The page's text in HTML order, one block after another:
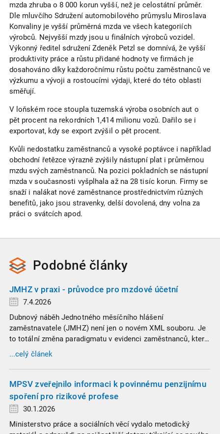
mzda zhruba o 8 000 korun vyšší, než je celostátní průměr.
Dle mluvčího Sdružení automobilového průmyslu Miroslava
Konvaliny je vyšší průměrná mzda ve všech kategoriích
výrobců. Nejvyšší mzdy jsou u finálních výrobců vozidel.
Výkonný ředitel sdružení Zdeněk Petzl se domnívá, že vyšší
produktivity práce a růstu přidané hodnoty ve firmách je
dosahováno díky každoročnímu růstu počtu zaměstnanců ve
výzkumu a vývoji a rostoucími výdaji, které do této oblasti
směřují.
V loňském roce stoupla tuzemská výroba osobních aut o
pět procent na rekordních 1,414 milionu vozů. Dařilo se i
exportovat, kdy se export zvýšil o pět procent.
Kvůli nedostatku zaměstnanců a vysoké poptávce i například
obchodní řetězce výrazně zvýšily nástupní plat i průměrnou
mzdu svých zaměstnanců. Na pozici pokladních se nástupní
mzda v současnosti vyšplhala až na 28 tisíc korun. Firmy se
snaží i nalákat nové zaměstnance prostřednictvím různých
benefitů, jako jsou stravenky, delší dovolená, dny volna za
práci o svátcích apod.
Podobné články
JMHZ v praxi - průvodce pro mzdové účetní
7.4.2026
Dubnový náběh Jednotného měsíčního hlášení
zaměstnavatele (JMHZ) není jen o novém XML souboru. Je
to totální změna paradigmatu v evidenci zaměstnanců, která
propojuje sociální správu, finanční úřady a úřady práce do
jednoho nekompromisního celku
...celý článek
MPSV zveřejnilo informaci k povinnému penzijnímu
spoření pro rizikové profese
30.1.2026
Ministerstvo práce a sociálních věcí vydalo metodický